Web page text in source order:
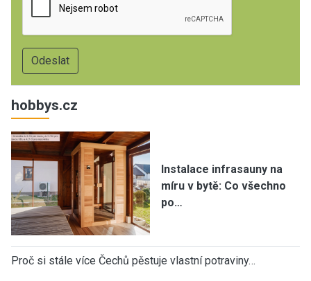
hobbys.cz
Instalace infrasauny na
míru v bytě: Co všechno
po…
Proč si stále více Čechů pěstuje vlastní potraviny…